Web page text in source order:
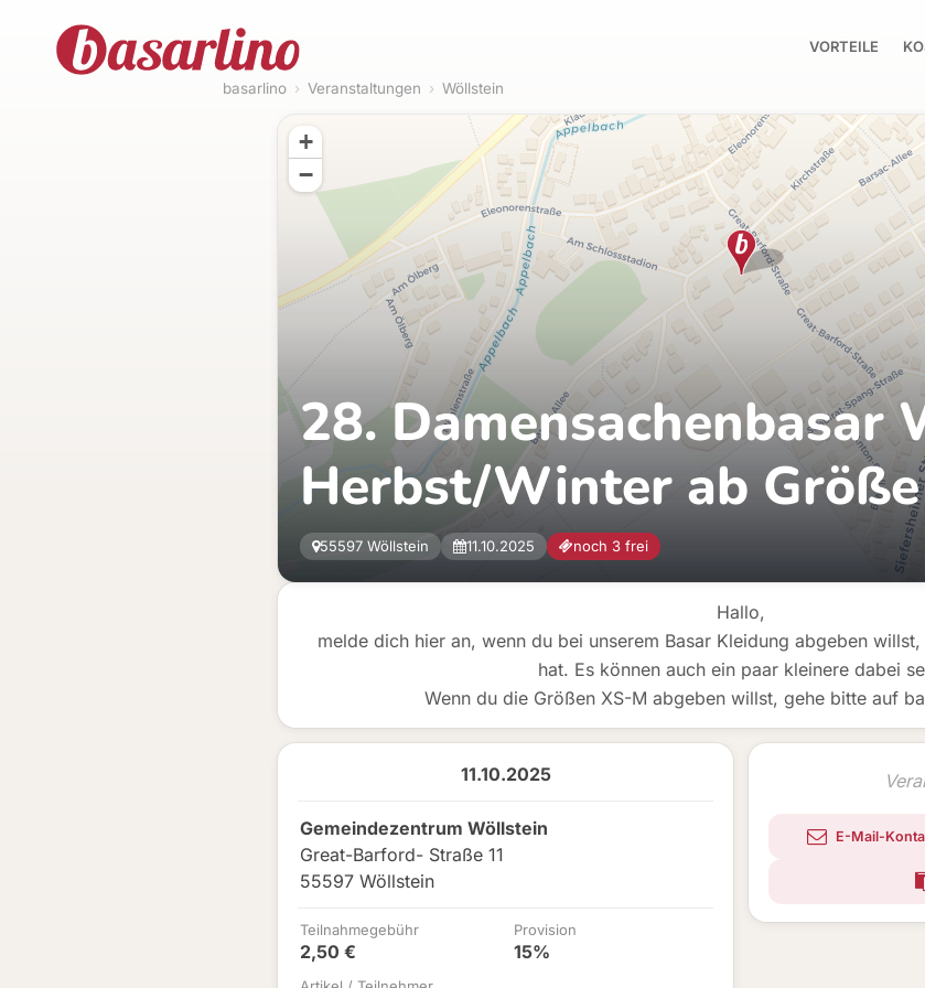
VORTEILE
basarlino › Veranstaltungen › Wöllstein
Hallo,
melde dich hier an, wenn du bei unserem Basar Kleidung abgeben
hat. Es können auch ein paar kleinere dabei
Wenn du die Größen XS-M abgeben willst, gehe bitte auf
11.10.2025
Gemeindezentrum Wöllstein
Great-Barford- Straße 11
55597 Wöllstein
Teilnahmegebühr
2,50 €
Provision
15%
E-Mail-
28. Damensachenbasar
Herbst/Winter ab
55597 Wöllstein 11.10.2025 noch 3 frei
+
−